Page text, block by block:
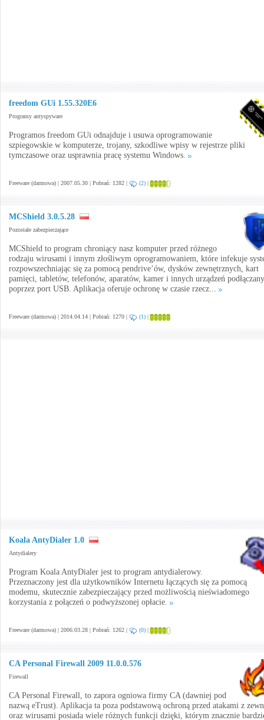
freedom GUi 1.55.320E6
Programy antyspyware
Programos freedom GUi odnajduje i usuwa oprogramowanie
szpiegowskie w komputerze, trojany, szkodliwe wpisy w rejestrze pliki
tymczasowe oraz usprawnia pracę systemu Windows.
Freeware (darmowa) | 2007.05.30 | Pobrań: 1282 | (2) |
MCShield 3.0.5.28
Pozostałe zabezpieczające
MCShield to program chroniący nasz komputer przed różnego
rodzaju wirusami i innym złośliwym oprogramowaniem, które infekuje
rozpowszechniając się za pomocą pendrive’ów, dysków zewnętrznych, kart
pamięci, tabletów, telefonów, aparatów, kamer i innych urządzeń
poprzez port USB. Aplikacja oferuje ochronę w czasie rzecz...
Freeware (darmowa) | 2014.04.14 | Pobrań: 1270 | (1) |
Koala AntyDialer 1.0
Antydialery
Program Koala AntyDialer jest to program antydialerowy.
Przeznaczony jest dla użytkowników Internetu łączących się za pomocą
modemu, skutecznie zabezpieczający przed możliwością nieświadomego
korzystania z połączeń o podwyższonej opłacie.
Freeware (darmowa) | 2006.03.28 | Pobrań: 1262 | (0) |
CA Personal Firewall 2009 11.0.0.576
Firewall
CA Personal Firewall, to zapora ogniowa firmy CA (dawniej pod
nazwą eTrust). Aplikacja ta poza podstawową ochroną przed atakami z
oraz wirusami posiada wiele różnych funkcji dzięki, którym znacznie